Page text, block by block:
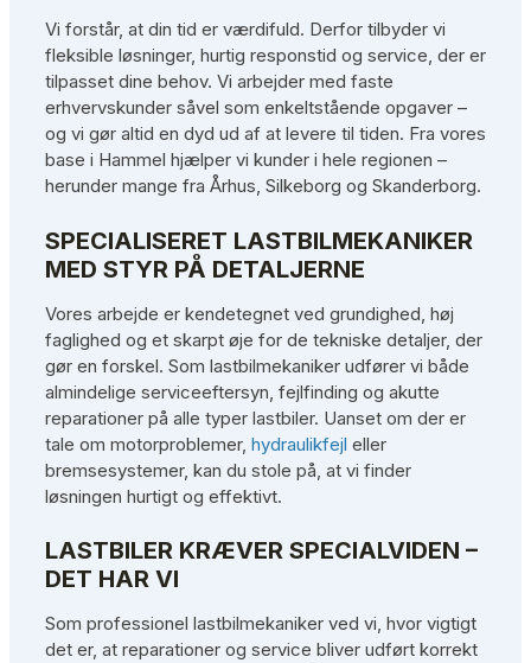
Vi forstår, at din tid er værdifuld. Derfor tilbyder vi
fleksible løsninger, hurtig responstid og service, der er
tilpasset dine behov. Vi arbejder med faste
erhvervskunder såvel som enkeltstående opgaver –
og vi gør altid en dyd ud af at levere til tiden. Fra vores
base i Hammel hjælper vi kunder i hele regionen –
herunder mange fra Århus, Silkeborg og Skanderborg.
SPECIALISERET LASTBILMEKANIKER
MED STYR PÅ DETALJERNE
Vores arbejde er kendetegnet ved grundighed, høj
faglighed og et skarpt øje for de tekniske detaljer, der
gør en forskel. Som lastbilmekaniker udfører vi både
almindelige serviceeftersyn, fejlfinding og akutte
reparationer på alle typer lastbiler. Uanset om der er
tale om motorproblemer, hydraulikfejl eller
bremsesystemer, kan du stole på, at vi finder
løsningen hurtigt og effektivt.
LASTBILER KRÆVER SPECIALVIDEN –
DET HAR VI
Som professionel lastbilmekaniker ved vi, hvor vigtigt
det er, at reparationer og service bliver udført korrekt